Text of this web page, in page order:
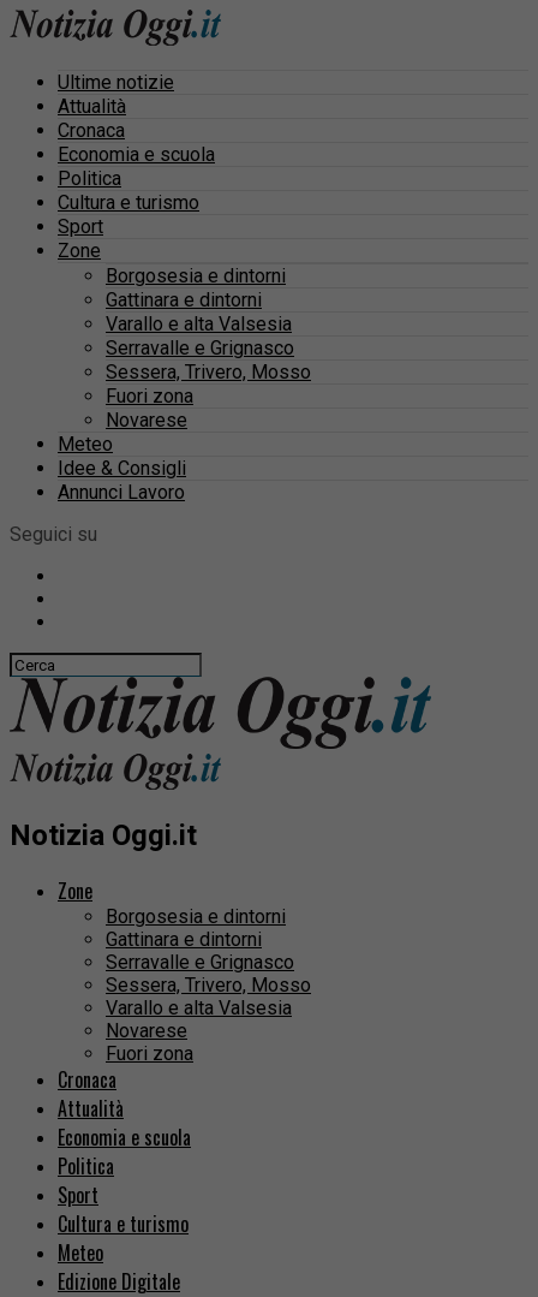
Ultime notizie
Attualità
Cronaca
Economia e scuola
Politica
Cultura e turismo
Sport
Zone
Borgosesia e dintorni
Gattinara e dintorni
Varallo e alta Valsesia
Serravalle e Grignasco
Sessera, Trivero, Mosso
Fuori zona
Novarese
Meteo
Idee & Consigli
Annunci Lavoro
Seguici su
Notizia Oggi.it
Zone
Borgosesia e dintorni
Gattinara e dintorni
Serravalle e Grignasco
Sessera, Trivero, Mosso
Varallo e alta Valsesia
Novarese
Fuori zona
Cronaca
Attualità
Economia e scuola
Politica
Sport
Cultura e turismo
Meteo
Edizione Digitale